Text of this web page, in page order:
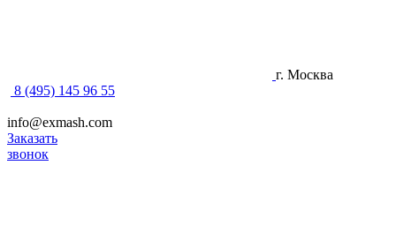
г. Москва
8 (495) 145 96 55
info@exmash.com
Заказать
звонок